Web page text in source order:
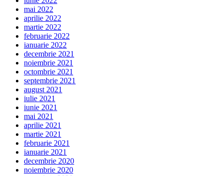
mai 2022
aprilie 2022
martie 2022
februarie 2022
ianuarie 2022
decembrie 2021
noiembrie 2021
octombrie 2021
septembrie 2021
august 2021
iulie 2021
iunie 2021
mai 2021
aprilie 2021
martie 2021
februarie 2021
ianuarie 2021
decembrie 2020
noiembrie 2020